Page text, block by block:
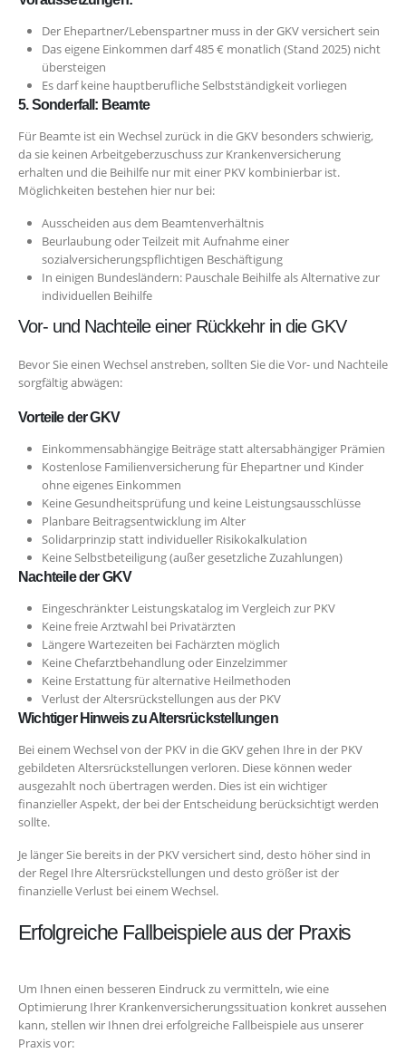
Der Ehepartner/Lebenspartner muss in der GKV versichert sein
Das eigene Einkommen darf 485 € monatlich (Stand 2025) nicht
übersteigen
Es darf keine hauptberufliche Selbstständigkeit vorliegen
5. Sonderfall: Beamte
Für Beamte ist ein Wechsel zurück in die GKV besonders schwierig,
da sie keinen Arbeitgeberzuschuss zur Krankenversicherung
erhalten und die Beihilfe nur mit einer PKV kombinierbar ist.
Möglichkeiten bestehen hier nur bei:
Ausscheiden aus dem Beamtenverhältnis
Beurlaubung oder Teilzeit mit Aufnahme einer
sozialversicherungspflichtigen Beschäftigung
In einigen Bundesländern: Pauschale Beihilfe als Alternative zur
individuellen Beihilfe
Vor- und Nachteile einer Rückkehr in die GKV
Bevor Sie einen Wechsel anstreben, sollten Sie die Vor- und Nachteile
sorgfältig abwägen:
Vorteile der GKV
Einkommensabhängige Beiträge statt altersabhängiger Prämien
Kostenlose Familienversicherung für Ehepartner und Kinder
ohne eigenes Einkommen
Keine Gesundheitsprüfung und keine Leistungsausschlüsse
Planbare Beitragsentwicklung im Alter
Solidarprinzip statt individueller Risikokalkulation
Keine Selbstbeteiligung (außer gesetzliche Zuzahlungen)
Nachteile der GKV
Eingeschränkter Leistungskatalog im Vergleich zur PKV
Keine freie Arztwahl bei Privatärzten
Längere Wartezeiten bei Fachärzten möglich
Keine Chefarztbehandlung oder Einzelzimmer
Keine Erstattung für alternative Heilmethoden
Verlust der Altersrückstellungen aus der PKV
Wichtiger Hinweis zu Altersrückstellungen
Bei einem Wechsel von der PKV in die GKV gehen Ihre in der PKV
gebildeten Altersrückstellungen verloren. Diese können weder
ausgezahlt noch übertragen werden. Dies ist ein wichtiger
finanzieller Aspekt, der bei der Entscheidung berücksichtigt werden
sollte.
Je länger Sie bereits in der PKV versichert sind, desto höher sind in
der Regel Ihre Altersrückstellungen und desto größer ist der
finanzielle Verlust bei einem Wechsel.
Erfolgreiche Fallbeispiele aus der Praxis
Um Ihnen einen besseren Eindruck zu vermitteln, wie eine
Optimierung Ihrer Krankenversicherungssituation konkret aussehen
kann, stellen wir Ihnen drei erfolgreiche Fallbeispiele aus unserer
Praxis vor: